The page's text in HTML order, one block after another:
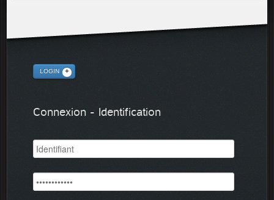
LOGIN
Connexion - Identification